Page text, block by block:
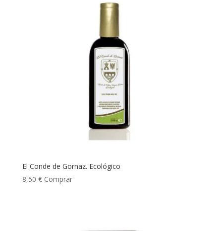
El Conde de Gornaz. Ecológico
8,50 € Comprar